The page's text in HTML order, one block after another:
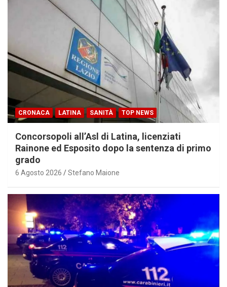
CRONACA LATINA SANITÀ TOP NEWS
Concorsopoli all’Asl di Latina, licenziati
Rainone ed Esposito dopo la sentenza di primo
grado
6 Agosto 2026 Stefano Maione